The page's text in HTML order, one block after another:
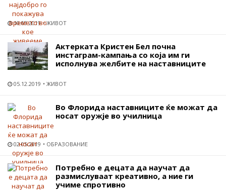
10.03.2019 ЖИВОТ
Актерката Кристен Бел почна
инстаграм-кампања со која им ги
исполнува желбите на наставниците
05.12.2019 ЖИВОТ
Во Флорида наставниците ќе можат да
носат оружје во училница
02.05.2019 ОБРАЗОВАНИЕ
Потребно е децата да научат да
размислуваат креативно, а ние ги
учиме спротивно